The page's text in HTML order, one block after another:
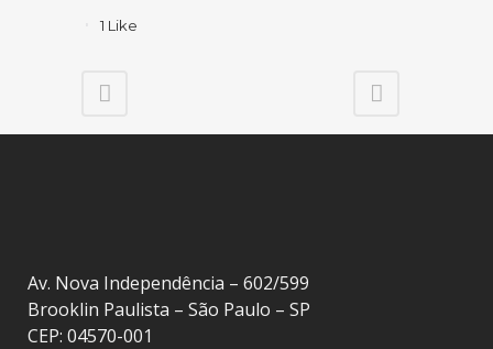
1 Like
Av. Nova Independência – 602/599
Brooklin Paulista – São Paulo – SP
CEP: 04570-001